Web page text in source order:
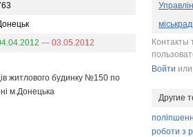
— 03.05.2012
житлового будинку №150 по
м.Донецька
Контакты
Войти
Другие
роботи з